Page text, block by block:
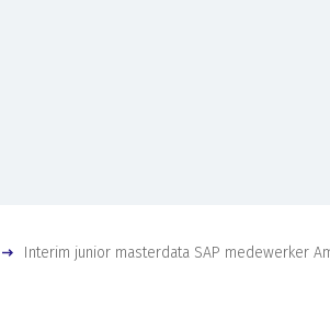
Interim junior masterdata SAP medewerker